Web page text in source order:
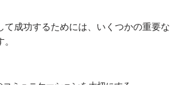
て成功するためには、いくつかの重要な